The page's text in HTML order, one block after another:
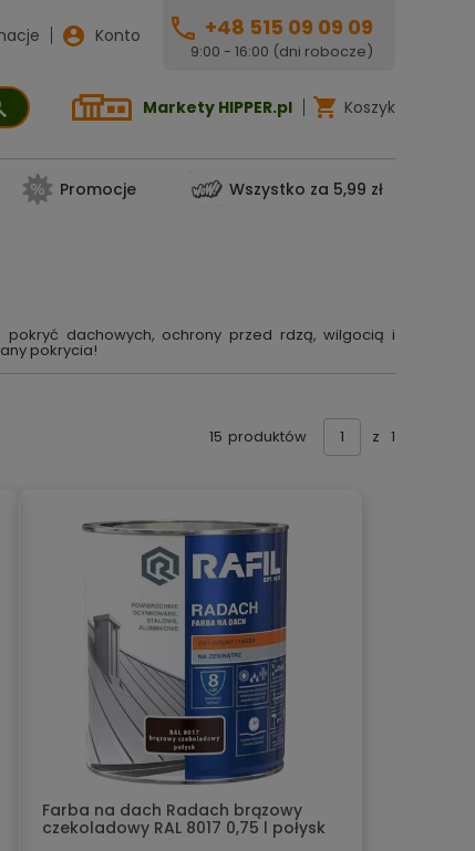
Konto +48 515 09 09 09
9:00 - 16:00 (dni robocze)
Markety HIPPER.pl Koszyk
Promocje Wszystko za 5,99 zł
dachowych, ochrony przed rdzą, wilgocią i
pokrycia!
15 produktów z 1
Farba na dach Radach brązowy
czekoladowy RAL 8017 0,75 l połysk